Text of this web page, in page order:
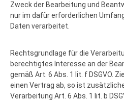
Zweck der Bearbeitung und
nur im dafür erforderlichen
Daten verarbeitet.
Rechtsgrundlage für die
berechtigtes Interesse an der
gemäß Art. 6 Abs. 1 lit. f DSGVO.
einen Vertrag ab, so ist
Verarbeitung Art. 6 Abs. 1 lit. b